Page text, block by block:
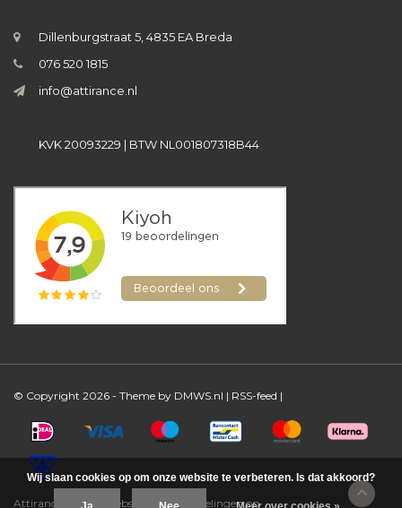
Dillenburgstraat 5, 4835 EA Breda
076 520 1815
info@attirance.nl
KVK 20093229 | BTW NL001807318B44
© Copyright 2026 - Theme by DMWS.nl | RSS-feed |
Attirance Beauty Webshop /-beoordelingen op
Wij slaan cookies op om onze website te verbeteren. Is dat akkoord?